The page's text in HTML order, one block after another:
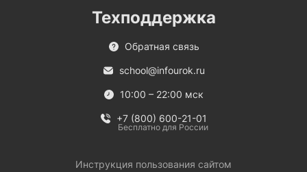
Техподдержка
Обратная связь
school@infourok.ru
10:00 – 22:00 мск
+7 (800) 600-21-01
Бесплатно для России
Инструкция пользования сайтом